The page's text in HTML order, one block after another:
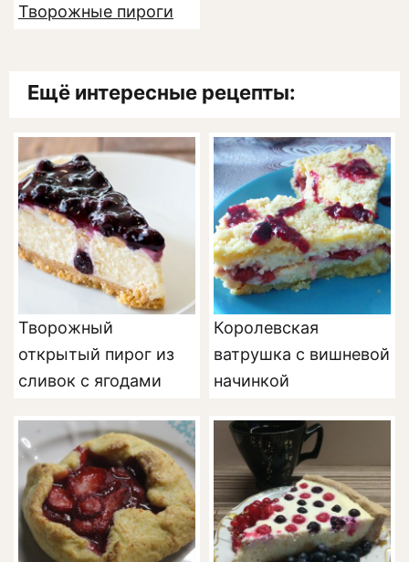
Творожные пироги
Ещё интересные рецепты:
Творожный
открытый пирог из
сливок с ягодами
Королевская
ватрушка с вишневой
начинкой